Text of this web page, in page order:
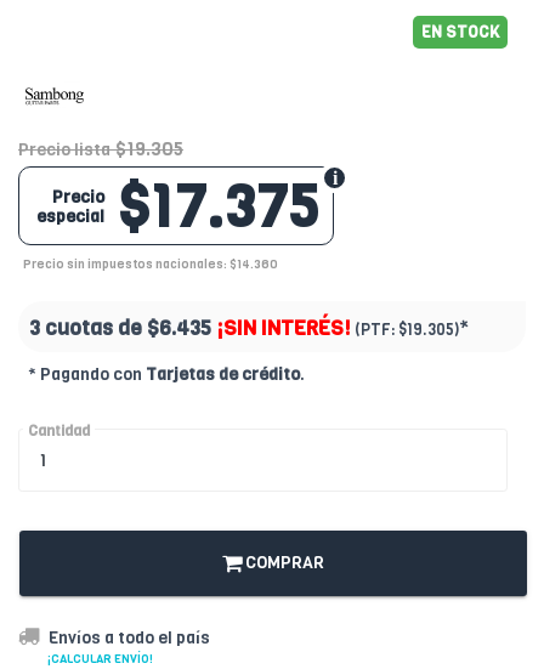
EN STOCK
Precio lista $19.305
$17.375
Precio
especial
Precio sin impuestos nacionales: $14.360
3 cuotas de $6.435 ¡SIN INTERÉS! (PTF: $19.305)*
* Pagando con Tarjetas de crédito.
Cantidad
COMPRAR
Envíos a todo el país
¡CALCULAR ENVÍO!